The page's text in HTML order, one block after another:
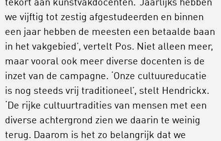
tekort aan kunstvakdocenten. ‘Jaarlijks hebben
we vijftig tot zestig afgestudeerden en binnen
een jaar hebben de meesten een betaalde baan
in het vakgebied’, vertelt Pos. Niet alleen meer,
maar vooral ook meer diverse docenten is de
inzet van de campagne. ‘Onze cultuureducatie
is nog steeds vrij traditioneel’, stelt Hendrickx.
‘De rijke cultuurtradities van mensen met een
diverse achtergrond zien we daarin te weinig
terug. Daarom is het zo belangrijk dat we